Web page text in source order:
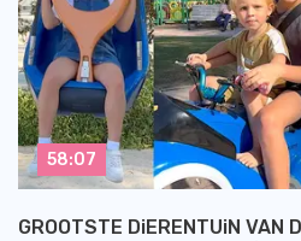
GROOTSTE DiERENTUiN VAN
58:07